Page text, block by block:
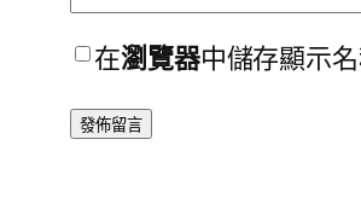
在瀏覽器中儲存顯示